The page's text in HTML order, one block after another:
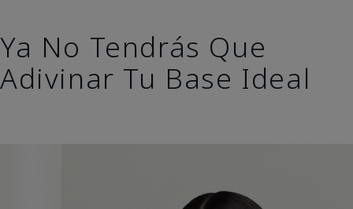
Ya No Tendrás Que
Adivinar Tu Base Ideal